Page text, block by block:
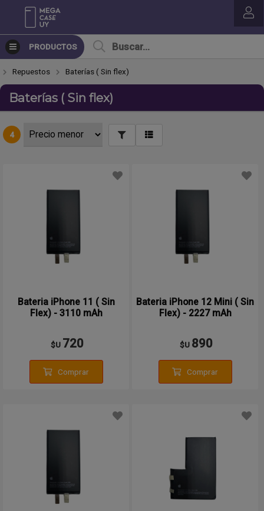
PRODUCTOS
Repuestos Baterías ( Sin flex)
Baterías ( Sin flex)
4
Bateria iPhone 11 ( Sin
Flex) - 3110 mAh
$U 720
Comprar
Bateria iPhone 12 Mini ( Sin
Flex) - 2227 mAh
$U 890
Comprar